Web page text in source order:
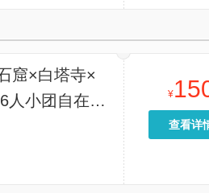
窟×白塔寺×
人小团自在出
清闲不赶趟】
¥
查看详